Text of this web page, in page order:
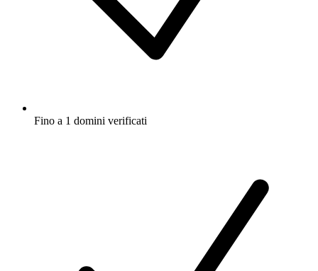
Fino a 1 domini verificati